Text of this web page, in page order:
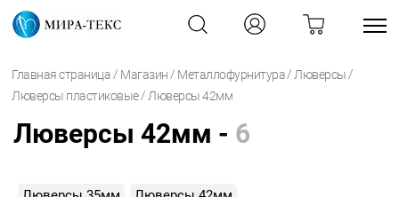
Главная страница / Магазин / Металлофурнитура / Люверсы /
Люверсы пластиковые / Люверсы 42мм
Люверсы 42мм - 6